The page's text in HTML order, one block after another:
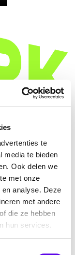
te
media te bieden
Ook delen we
met onze
analyse. Deze
met andere
die ze hebben
hun services.